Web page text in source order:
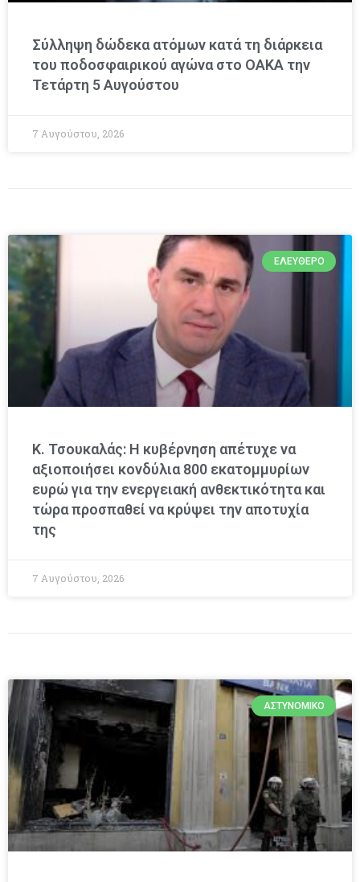
Σύλληψη δώδεκα ατόμων κατά τη διάρκεια
του ποδοσφαιρικού αγώνα στο ΟΑΚΑ την
Τετάρτη 5 Αυγούστου
7 Αυγούστου, 2026
ΕΛΕΎΘΕΡΟ
Κ. Τσουκαλάς: Η κυβέρνηση απέτυχε να
αξιοποιήσει κονδύλια 800 εκατομμυρίων
ευρώ για την ενεργειακή ανθεκτικότητα και
τώρα προσπαθεί να κρύψει την αποτυχία
της
7 Αυγούστου, 2026
ΑΣΤΥΝΟΜΙΚΌ